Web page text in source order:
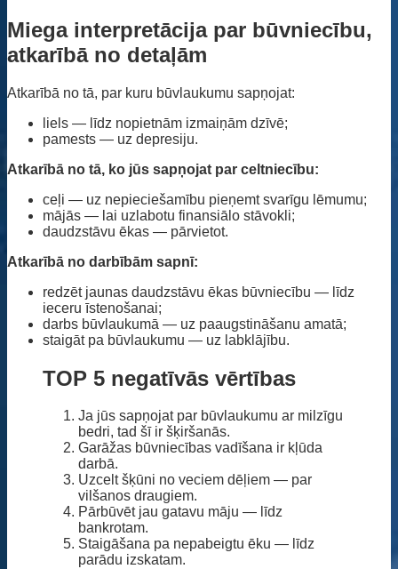
Miega interpretācija par būvniecību,
atkarībā no detaļām
Atkarībā no tā, par kuru būvlaukumu sapņojat:
liels — līdz nopietnām izmaiņām dzīvē;
pamests — uz depresiju.
Atkarībā no tā, ko jūs sapņojat par celtniecību:
ceļi — uz nepieciešamību pieņemt svarīgu lēmumu;
mājās — lai uzlabotu finansiālo stāvokli;
daudzstāvu ēkas — pārvietot.
Atkarībā no darbībām sapnī:
redzēt jaunas daudzstāvu ēkas būvniecību — līdz
ieceru īstenošanai;
darbs būvlaukumā — uz paaugstināšanu amatā;
staigāt pa būvlaukumu — uz labklājību.
TOP 5 negatīvās vērtības
Ja jūs sapņojat par būvlaukumu ar milzīgu
bedri, tad šī ir šķiršanās.
Garāžas būvniecības vadīšana ir kļūda
darbā.
Uzcelt šķūni no veciem dēļiem — par
vilšanos draugiem.
Pārbūvēt jau gatavu māju — līdz
bankrotam.
Staigāšana pa nepabeigtu ēku — līdz
parādu izskatam.